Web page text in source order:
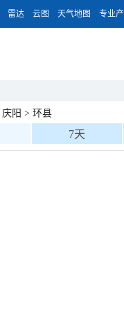
雷达 云图 天气地图 专业
庆阳 > 环县
7天